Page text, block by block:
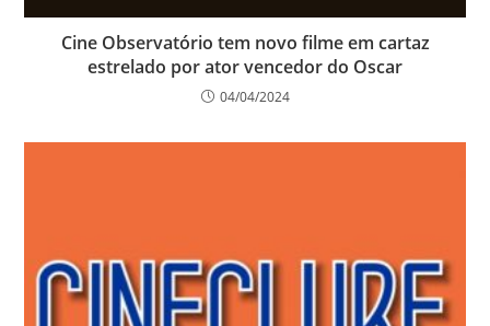
Cine Observatório tem novo filme em cartaz
estrelado por ator vencedor do Oscar
04/04/2024